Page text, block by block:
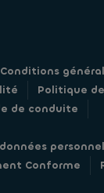
Conditions
Politique
de conduite
Conforme